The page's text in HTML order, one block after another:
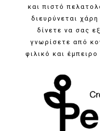
και πιστό
διευρύνεται
δίνετε να σας
γνωρίσετε από
φιλικό και